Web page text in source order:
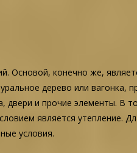
Основой, конечно же,
дерево или
и прочие элементы. В
является утепление.
условия.